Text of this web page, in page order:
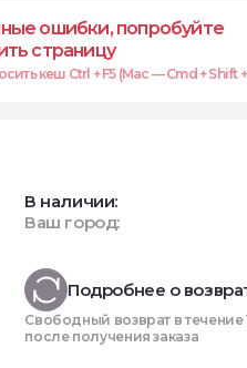
ошибки, попробуйте
страницу
кеш Ctrl + F5 (Mac — Cmd + Shift +
В наличии:
Ваш город:
Подробнее о
Свободный возврат в течение
после получения заказа